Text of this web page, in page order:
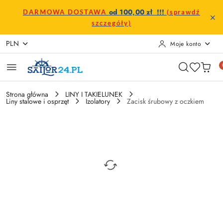
Przejdź do treści głównej
Przejdź do wyszukiwarki
Przejdź do moje konto
Przejdź do menu głównego
Przejdź do opisu produktu
Przejdź do stopki
DARMOWA DOSTAWA od 100,00 zł !!! (sprawdź
szczegóły)
PLN Moje konto
Strona główna LINY I TAKIELUNEK
Liny stalowe i osprzęt Izolatory Zacisk śrubowy z oczkiem